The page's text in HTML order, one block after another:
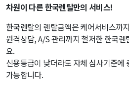
차원이 다른 한국렌탈만의 서비스!
한국렌탈의 렌탈금액은 케어서비스까
원격상담, A/S 관리까지 철저한 한국
요.
신용등급이 낮더라도 자체 심사기준에
가능합니다.